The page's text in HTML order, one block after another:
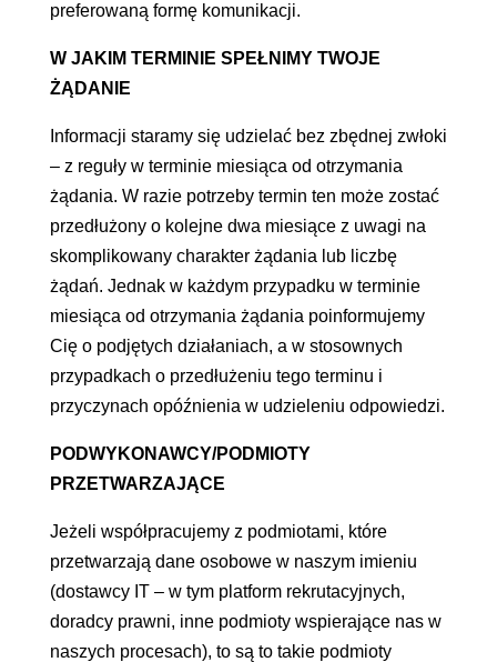
preferowaną formę komunikacji.
W JAKIM TERMINIE SPEŁNIMY TWOJE
ŻĄDANIE
Informacji staramy się udzielać bez zbędnej zwłoki
– z reguły w terminie miesiąca od otrzymania
żądania. W razie potrzeby termin ten może zostać
przedłużony o kolejne dwa miesiące z uwagi na
skomplikowany charakter żądania lub liczbę
żądań. Jednak w każdym przypadku w terminie
miesiąca od otrzymania żądania poinformujemy
Cię o podjętych działaniach, a w stosownych
przypadkach o przedłużeniu tego terminu i
przyczynach opóźnienia w udzieleniu odpowiedzi.
PODWYKONAWCY/PODMIOTY
PRZETWARZAJĄCE
Jeżeli współpracujemy z podmiotami, które
przetwarzają dane osobowe w naszym imieniu
(dostawcy IT – w tym platform rekrutacyjnych,
doradcy prawni, inne podmioty wspierające nas w
naszych procesach), to są to takie podmioty